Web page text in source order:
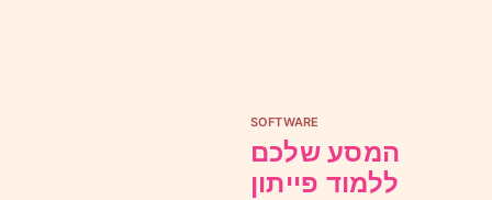
SOFTWARE
המסע שלכם
ללמוד פייתון